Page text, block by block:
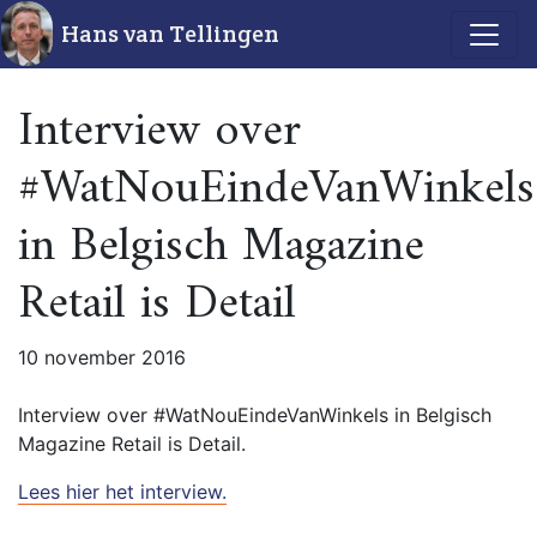
Hans van Tellingen
Interview over
#WatNouEindeVanWinkels
in Belgisch Magazine
Retail is Detail
10 november 2016
Interview over #WatNouEindeVanWinkels in Belgisch
Magazine Retail is Detail.
Lees hier het interview.